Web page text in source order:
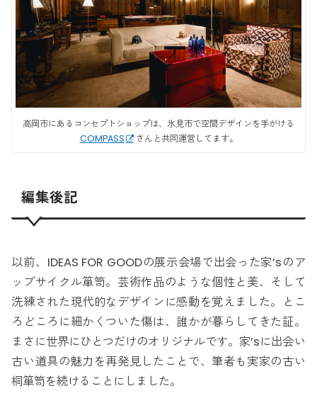
高岡市にあるコンセプトショップは、氷見市で空間デザインを手がける
COMPASS
さんと共同運営してます。
編集後記
以前、IDEAS FOR GOODの展示会場で出会った家’sのア
ップサイクル箪笥。芸術作品のような個性と美、そして
洗練された現代的なデザインに感動を覚えました。とこ
ろどころに細かくついた傷は、誰かが暮らしてきた証。
まさに世界にひとつだけのオリジナルです。家’sに出会い
古い道具の魅力を再発見したことで、筆者も実家の古い
桐箪笥を続けることにしました。